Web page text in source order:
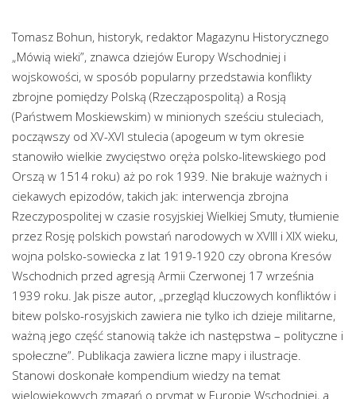
Tomasz Bohun, historyk, redaktor Magazynu Historycznego
„Mówią wieki”, znawca dziejów Europy Wschodniej i
wojskowości, w sposób popularny przedstawia konflikty
zbrojne pomiędzy Polską (Rzecząpospolitą) a Rosją
(Państwem Moskiewskim) w minionych sześciu stuleciach,
począwszy od XV-XVI stulecia (apogeum w tym okresie
stanowiło wielkie zwycięstwo oręża polsko-litewskiego pod
Orszą w 1514 roku) aż po rok 1939. Nie brakuje ważnych i
ciekawych epizodów, takich jak: interwencja zbrojna
Rzeczypospolitej w czasie rosyjskiej Wielkiej Smuty, tłumienie
przez Rosję polskich powstań narodowych w XVIII i XIX wieku,
wojna polsko-sowiecka z lat 1919-1920 czy obrona Kresów
Wschodnich przed agresją Armii Czerwonej 17 września
1939 roku. Jak pisze autor, „przegląd kluczowych konfliktów i
bitew polsko-rosyjskich zawiera nie tylko ich dzieje militarne,
ważną jego część stanowią także ich następstwa – polityczne i
społeczne”. Publikacja zawiera liczne mapy i ilustracje.
Stanowi doskonałe kompendium wiedzy na temat
wielowiekowych zmagań o prymat w Europie Wschodniej, a